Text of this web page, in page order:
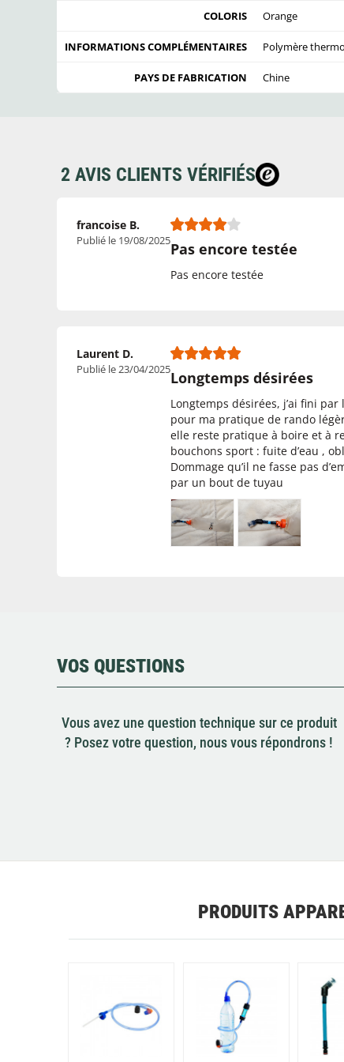
COLORIS Orange
INFORMATIONS COMPLÉMENTAIRES Polymère
PAYS DE FABRICATION Chine
2 AVIS CLIENTS VÉRIFIÉS
francoise B.
Publié le 19/08/2025Pas encore testée
Pas encore testée
Laurent D.
Publié le 23/04/2025Longtemps désirées
Longtemps désirées, j’ai fini
pour ma pratique de rando
elle reste pratique à boire et à
bouchons sport : fuite d’eau ,
Dommage qu’il ne fasse pas
par un bout de tuyau
VOS QUESTIONS
Vous avez une question technique sur ce produit
? Posez votre question, nous vous répondrons !
PRODUITS